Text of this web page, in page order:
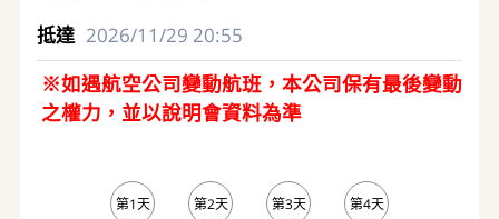
2026/11/29 20:55
※如遇航空公司變動航班，本公司保有最後變動
之權力，並以說明會資料為準
第1天 第2天 第3天 第4天